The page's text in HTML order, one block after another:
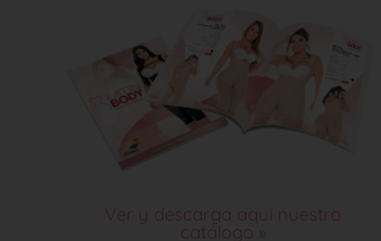
Ver y descarga aquí nuestro
catálogo »